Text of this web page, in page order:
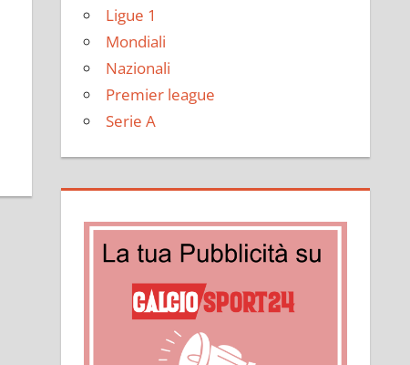
Ligue 1
Mondiali
Nazionali
Premier league
Serie A